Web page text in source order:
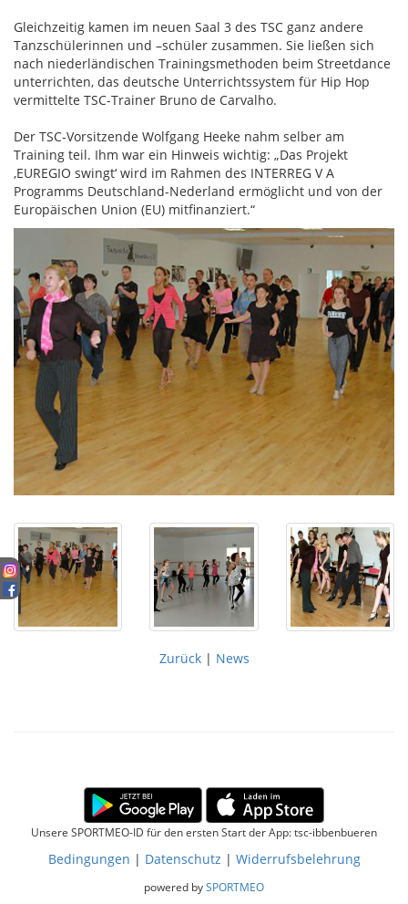
Gleichzeitig kamen im neuen Saal 3 des TSC ganz andere
Tanzschülerinnen und –schüler zusammen. Sie ließen sich
nach niederländischen Trainingsmethoden beim Streetdance
unterrichten, das deutsche Unterrichtssystem für Hip Hop
vermittelte TSC-Trainer Bruno de Carvalho.
Der TSC-Vorsitzende Wolfgang Heeke nahm selber am
Training teil. Ihm war ein Hinweis wichtig: „Das Projekt
‚EUREGIO swingt‘ wird im Rahmen des INTERREG V A
Programms Deutschland-Nederland ermöglicht und von der
Europäischen Union (EU) mitfinanziert.“
Zurück | News
Unsere SPORTMEO-ID für den ersten Start der App: tsc-ibbenbueren
Bedingungen | Datenschutz | Widerrufsbelehrung
powered bySPORTMEO